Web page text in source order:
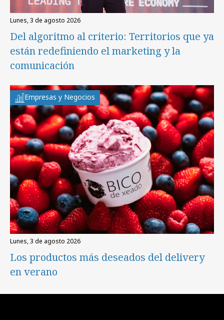
lunes, 3 de agosto 2026
Del algoritmo al criterio: Territorios que ya
están redefiniendo el marketing y la
comunicación
Empresas y Negocios
lunes, 3 de agosto 2026
Los productos más deseados del delivery
en verano